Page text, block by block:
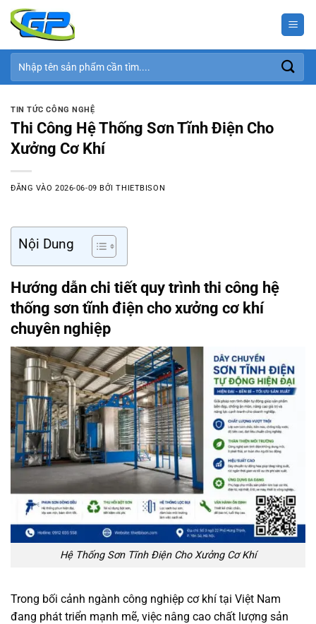
Bỏ
qua
dung
Tìm
kiếm:
TIN TỨC CÔNG NGHỆ
Thi Công Hệ Thống Sơn Tĩnh Điện Cho
Xưởng Cơ Khí
ĐĂNG VÀO2026-06-09 BỞITHIETBISON
Nội Dung
Hướng dẫn chi tiết quy trình thi công hệ
thống sơn tĩnh điện cho xưởng cơ khí
chuyên nghiệp
Hệ Thống Sơn Tĩnh Điện Cho Xưởng Cơ Khí
Trong bối cảnh ngành công nghiệp cơ khí tại Việt Nam
đang phát triển mạnh mẽ, việc nâng cao chất lượng sản